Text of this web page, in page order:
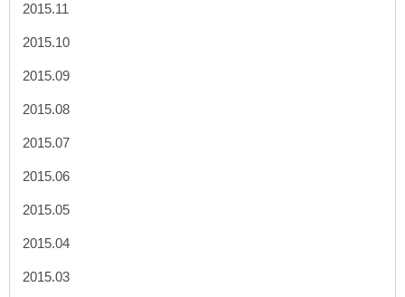
2015.11
2015.10
2015.09
2015.08
2015.07
2015.06
2015.05
2015.04
2015.03